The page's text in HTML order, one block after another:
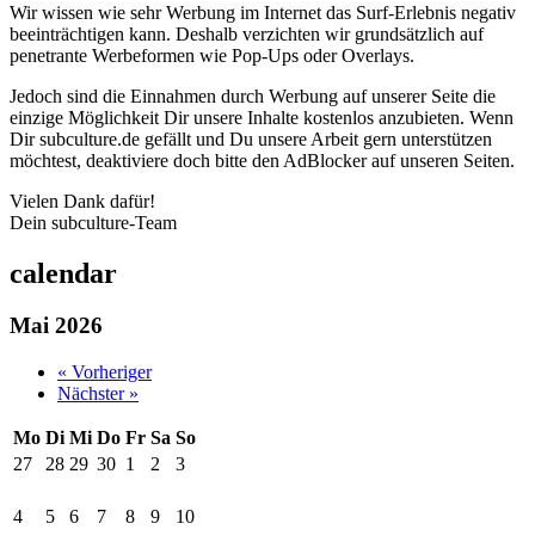
Wir wissen wie sehr Werbung im Internet das Surf-Erlebnis negativ
beeinträchtigen kann. Deshalb verzichten wir grundsätzlich auf
penetrante Werbeformen wie Pop-Ups oder Overlays.
Jedoch sind die Einnahmen durch Werbung auf unserer Seite die
einzige Möglichkeit Dir unsere Inhalte kostenlos anzubieten. Wenn
Dir subculture.de gefällt und Du unsere Arbeit gern unterstützen
möchtest, deaktiviere doch bitte den AdBlocker auf unseren Seiten.
Vielen Dank dafür!
Dein subculture-Team
calendar
Mai 2026
« Vorheriger
Nächster »
Mo Di Mi Do Fr Sa So
27
28 29 30 1 2 3
4 5 6 7 8 9 10